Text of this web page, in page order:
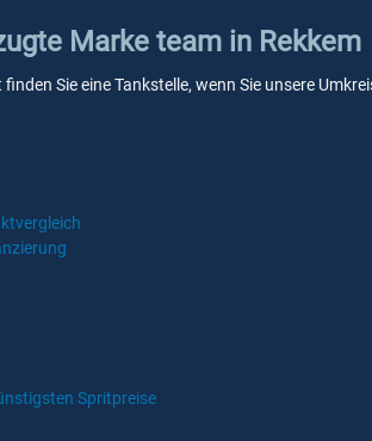
Marke team in Rekkem
Sie eine Tankstelle, wenn Sie unsere
Spritpreise